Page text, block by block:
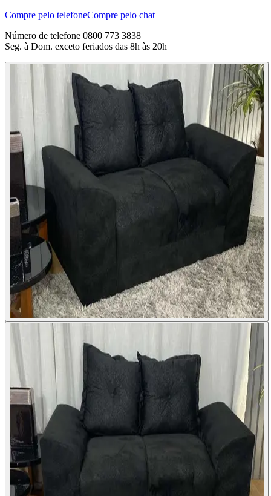
Compre pelo telefoneCompre pelo chat
Número de telefone 0800 773 3838
Seg. à Dom. exceto feriados das 8h às 20h